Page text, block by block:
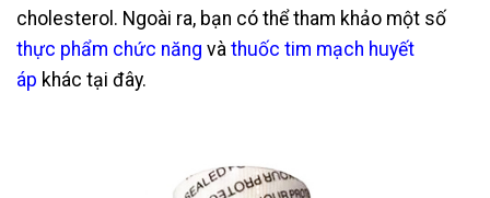
cholesterol. Ngoài ra, bạn có thể tham khảo một số
thực phẩm chức năng và thuốc tim mạch huyết
áp khác tại đây.